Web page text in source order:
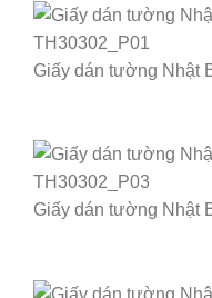
Giấy dán tường Nhật
Giấy dán tường Nhật